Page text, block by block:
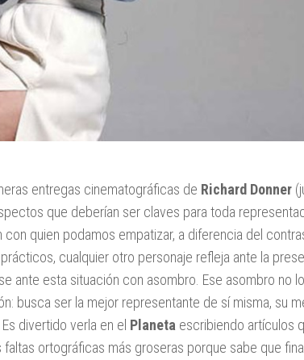
entregas cinematográficas de Richard Donner
que deberían ser claves para toda
con quien podamos empatizar, a diferencia del
cualquier otro personaje refleja ante la
ante esta situación con asombro. Ese asombro no
busca ser la mejor representante de sí misma, su
divertido verla en el Planeta escribiendo artículos
ortográficas más groseras porque sabe que